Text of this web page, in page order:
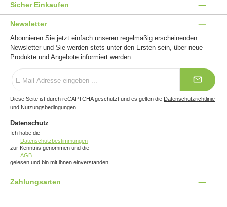
Sicher Einkaufen
Newsletter
Abonnieren Sie jetzt einfach unseren regelmäßig erscheinenden
Newsletter und Sie werden stets unter den Ersten sein, über neue
Produkte und Angebote informiert werden.
Mail-
Diese Seite ist durch reCAPTCHA geschützt und es gelten die Datenschutzrichtlinie
und Nutzungsbedingungen
Datenschutz
Ich habe die
Datenschutzbestimmungen
zur Kenntnis genommen und die
AGB
gelesen und bin mit ihnen einverstanden.
Zahlungsarten